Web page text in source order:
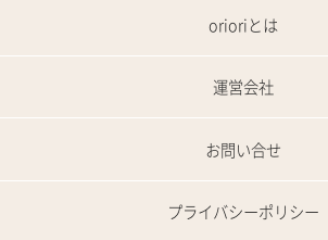
orioriとは
運営会社
お問い合せ
プライバシーポリシー